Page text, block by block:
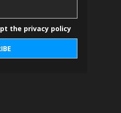
the privacy policy